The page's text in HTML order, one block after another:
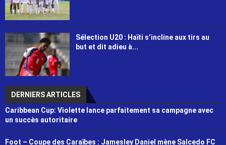
Sélection U20 : Haïti s’incline aux tirs au
but et dit adieu à...
DERNIERS ARTICLES
Caribbean Cup: Violette lance parfaitement sa campagne avec
un succès autoritaire
Foot – Coupe des Caraïbes : Jamesley Daniel mène Salcedo FC